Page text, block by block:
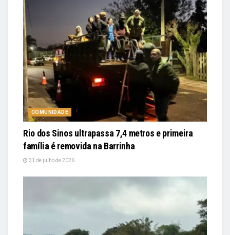
COMUNIDADE
Rio dos Sinos ultrapassa 7,4 metros e primeira
família é removida na Barrinha
31 de julho de 2026